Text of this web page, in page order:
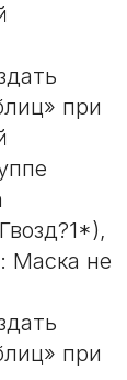
при
Маска не
при